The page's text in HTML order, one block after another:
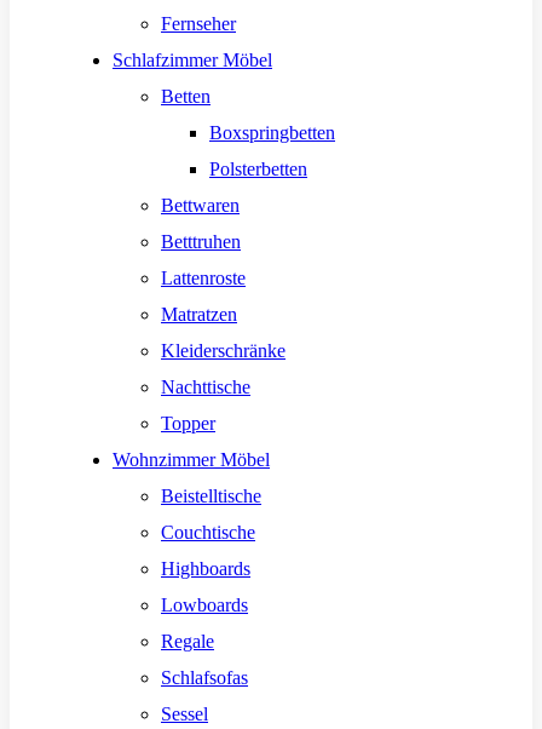
Fernseher
Schlafzimmer Möbel
Betten
Boxspringbetten
Polsterbetten
Bettwaren
Betttruhen
Lattenroste
Matratzen
Kleiderschränke
Nachttische
Topper
Wohnzimmer Möbel
Beistelltische
Couchtische
Highboards
Lowboards
Regale
Schlafsofas
Sessel